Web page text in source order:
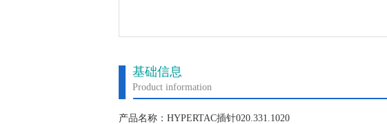
基础信息
Product information
产品名称：HYPERTAC插针020.331.1020